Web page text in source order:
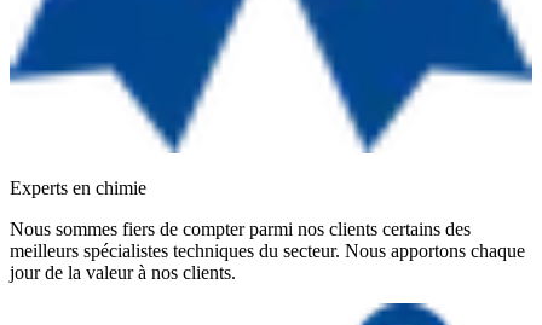
Experts en chimie
Nous sommes fiers de compter parmi nos clients certains des
meilleurs spécialistes techniques du secteur. Nous apportons chaque
jour de la valeur à nos clients.